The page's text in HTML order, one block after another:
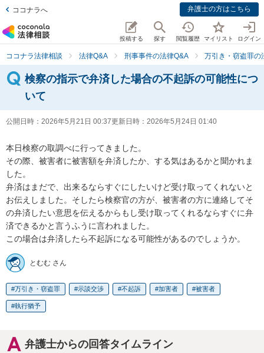
ココナラへ 弁護士の方はこちら
投稿する 探す 閲覧履歴 マイリスト ログイン
ココナラ法律相談 法律Q&A 刑事事件の法律Q&A 万引き・窃盗罪の
検察の指示で弁済した場合の不起訴の可能性につ
いて
公開日時： 2026年5月21日 00:37更新日時： 2026年5月24日 01:40
本日検察の取調べに行ってきました。
その際、被害者に被害額を弁済したか、する気はあるかと聞かれま
した。
弁済はまだで、出来るならすぐにしたいけど受け取ってくれないと
お伝えしました。そしたら検察官の方が、被害者の方に連絡してそ
の弁済したい意思を伝えるからもし受け取ってくれるならすぐに弁
済できるかと言うふうに言われました。
この場合は弁済したら不起訴になる可能性があるのでしょうか。
とむむ さん
万引き・窃盗罪 示談交渉 不起訴 加害者 被害者
執行猶予
弁護士からの回答タイムライン